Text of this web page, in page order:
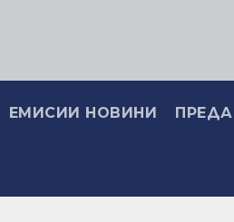
ЕМИСИИ НОВИНИ